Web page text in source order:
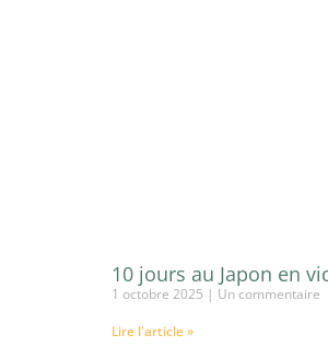
10 jours au Japon en
1 octobre 2025
Un commentaire
Lire l'article »